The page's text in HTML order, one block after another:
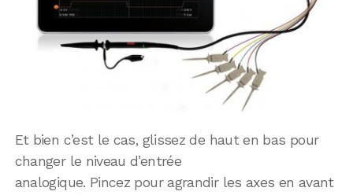
Et bien c’est le cas, glissez de haut en bas pour
changer le niveau d’entrée
analogique. Pincez pour agrandir les axes en avant